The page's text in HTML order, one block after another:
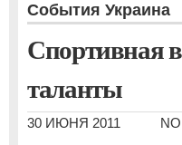
События Украина
Спортивная
таланты
30 ИЮНЯ 2011